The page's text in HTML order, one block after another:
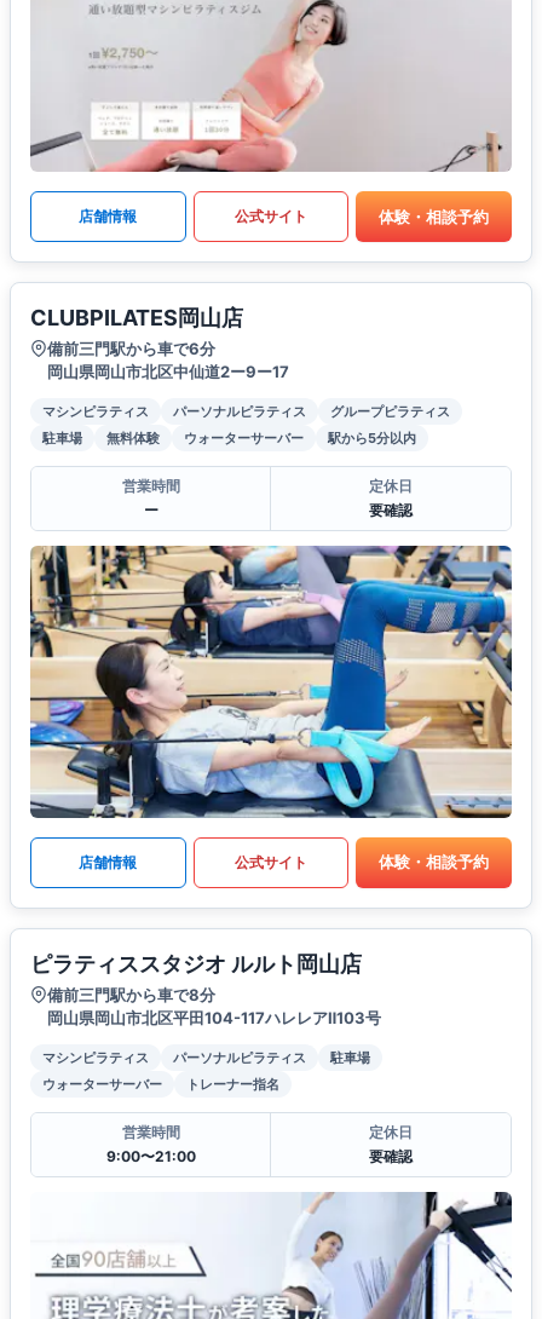
店舗情報 公式サイト 体験・相談予約
CLUBPILATES岡山店
備前三門駅から車で6分
岡山県岡山市北区中仙道2ー9ー17
マシンピラティス パーソナルピラティス
グループピラティス
駐車場
無料体験 ウォーターサーバー 駅から5分以内
営業時間
ー
定休日
要確認
店舗情報 公式サイト 体験・相談予約
ピラティススタジオ ルルト岡山店
備前三門駅から車で8分
岡山県岡山市北区平田104-117ハレレアⅡ103号
マシンピラティス パーソナルピラティス
駐車場
ウォーターサーバー
トレーナー指名
営業時間
9:00〜21:00
定休日
要確認